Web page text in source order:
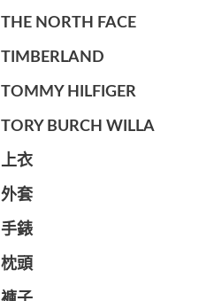
THE NORTH FACE
TIMBERLAND
TOMMY HILFIGER
TORY BURCH WILLA
上衣
外套
手錶
枕頭